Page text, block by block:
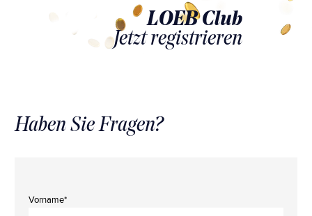
LOEB Club
Jetzt registrieren
Haben Sie Fragen?
Vorname*